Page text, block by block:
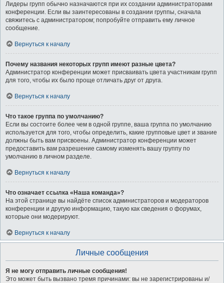
Лидеры групп обычно назначаются при их создании администраторами
конференции. Если вы заинтересованы в создании группы, сначала
свяжитесь с администратором; попробуйте отправить ему личное
сообщение.
Вернуться к началу
Почему названия некоторых групп имеют разные цвета?
Администратор конференции может присваивать цвета участникам групп
для того, чтобы их было проще отличать друг от друга.
Вернуться к началу
Что такое группа по умолчанию?
Если вы состоите более чем в одной группе, ваша группа по умолчанию
используется для того, чтобы определить, какие групповые цвет и звание
должны быть вам присвоены. Администратор конференции может
предоставить вам разрешение самому изменять вашу группу по
умолчанию в личном разделе.
Вернуться к началу
Что означает ссылка «Наша команда»?
На этой странице вы найдёте список администраторов и модераторов
конференции и другую информацию, такую как сведения о форумах,
которые они модерируют.
Вернуться к началу
Личные сообщения
Я не могу отправить личные сообщения!
Это может быть вызвано тремя причинами: вы не зарегистрированы и/